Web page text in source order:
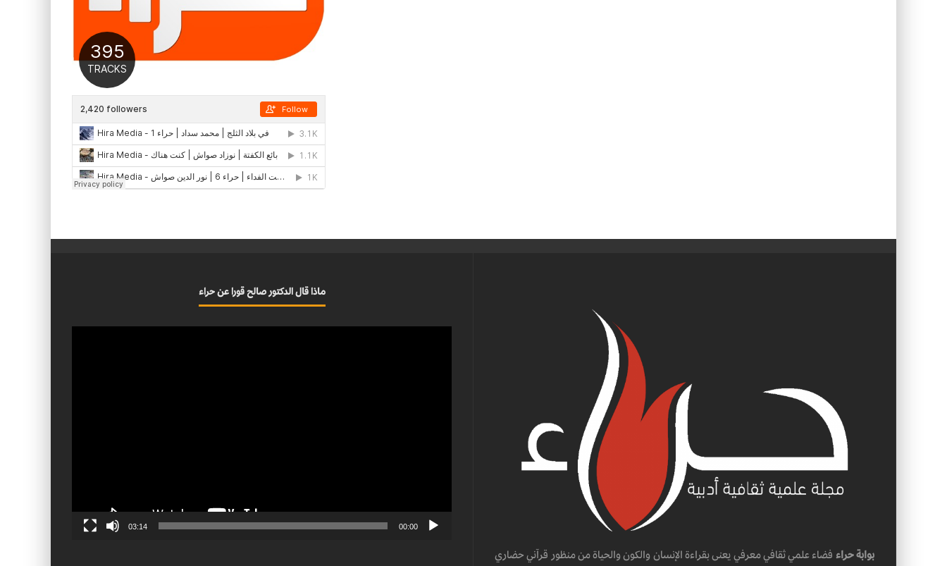
بوابة حراء فضاء علمي ثقافي معرفي يعنى بقراءة الإنسان والكون والحياة من منظور قرآني حضاري
ماذا قال الدكتور صالح قورا عن حراء
00:00
03:14